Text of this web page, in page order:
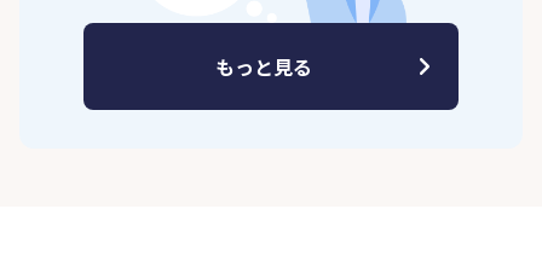
もっと見る